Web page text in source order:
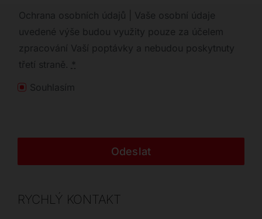
Ochrana osobních údajů | Vaše osobní údaje
uvedené výše budou využity pouze za účelem
zpracování Vaší poptávky a nebudou poskytnuty
třetí straně. *
Souhlasím
Odeslat
RYCHLÝ KONTAKT